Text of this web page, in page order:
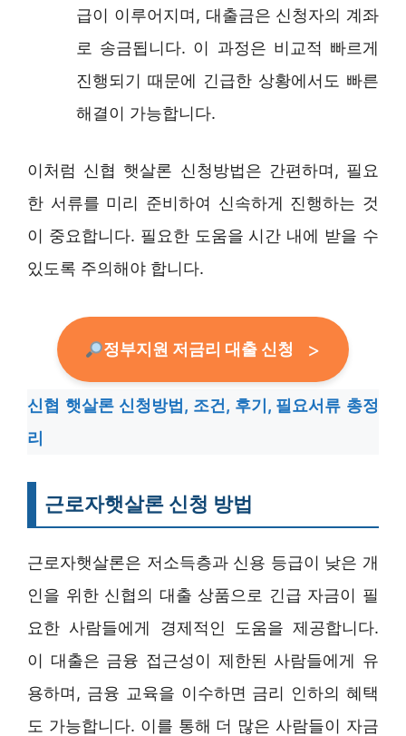
급이 이루어지며, 대출금은 신청자의 계좌
로 송금됩니다. 이 과정은 비교적 빠르게
진행되기 때문에 긴급한 상황에서도 빠른
해결이 가능합니다.
이처럼 신협 햇살론 신청방법은 간편하며, 필요
한 서류를 미리 준비하여 신속하게 진행하는 것
이 중요합니다. 필요한 도움을 시간 내에 받을 수
있도록 주의해야 합니다.
정부지원 저금리 대출 신청
신협 햇살론 신청방법, 조건, 후기, 필요서류 총정
리
근로자햇살론 신청 방법
근로자햇살론은 저소득층과 신용 등급이 낮은 개
인을 위한 신협의 대출 상품으로 긴급 자금이 필
요한 사람들에게 경제적인 도움을 제공합니다.
이 대출은 금융 접근성이 제한된 사람들에게 유
용하며, 금융 교육을 이수하면 금리 인하의 혜택
도 가능합니다. 이를 통해 더 많은 사람들이 자금